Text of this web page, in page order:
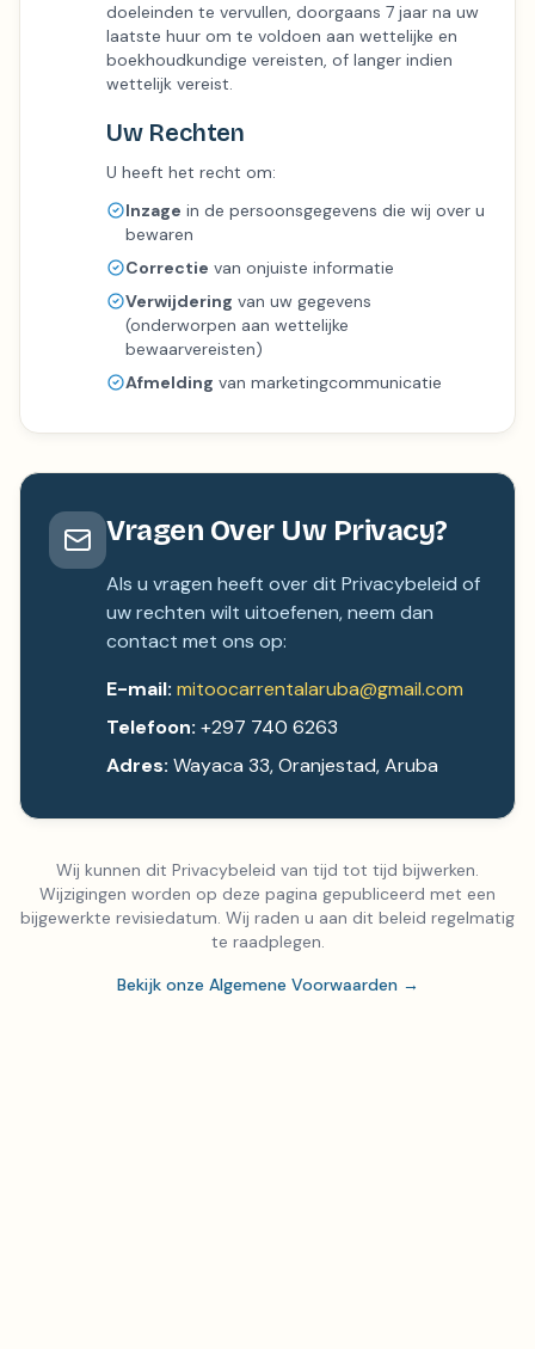
doeleinden te vervullen, doorgaans 7 jaar na uw
laatste huur om te voldoen aan wettelijke en
boekhoudkundige vereisten, of langer indien
wettelijk vereist.
Uw Rechten
U heeft het recht om:
Inzage in de persoonsgegevens die wij over u
bewaren
Correctie van onjuiste informatie
Verwijdering van uw gegevens
(onderworpen aan wettelijke
bewaarvereisten)
Afmelding van marketingcommunicatie
Vragen Over Uw Privacy?
Als u vragen heeft over dit Privacybeleid of
uw rechten wilt uitoefenen, neem dan
contact met ons op:
E-mail: mitoocarrentalaruba@gmail.com
Telefoon: +297 740 6263
Adres: Wayaca 33, Oranjestad, Aruba
Wij kunnen dit Privacybeleid van tijd tot tijd bijwerken.
Wijzigingen worden op deze pagina gepubliceerd met een
bijgewerkte revisiedatum. Wij raden u aan dit beleid regelmatig
te raadplegen.
Bekijk onze Algemene Voorwaarden→